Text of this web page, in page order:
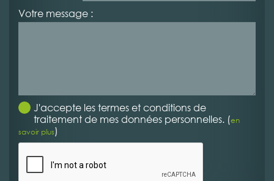
Votre message :
J'accepte les termes et conditions de
traitement de mes données personnelles. (en
savoir plus)